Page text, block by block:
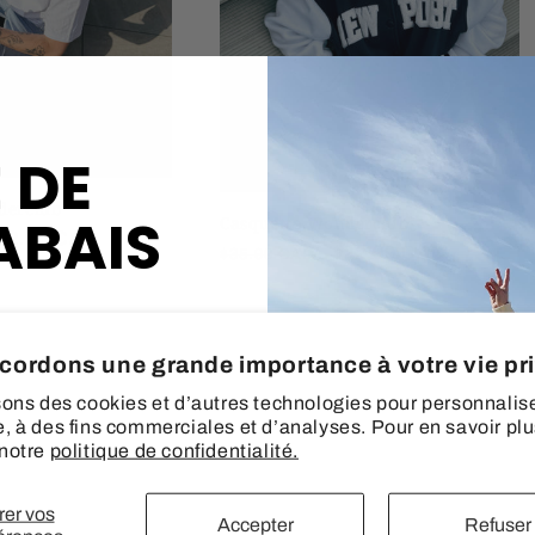
une grande importance à votre vie
des cookies et d’autres technologies pour
à des fins commerciales et d’analyses. Pour en savoir
politique de confidentialité.
vos
Accepter Refuser
CAD
Promotion
CHEZ